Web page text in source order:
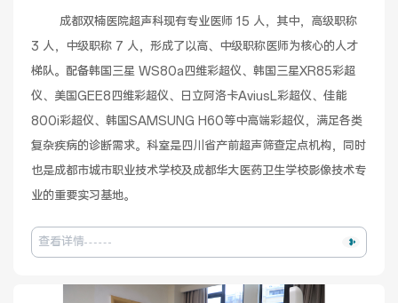
健康管理体检 手术科室
非手术科室 其他科室
3 人，中级职称 7 人，形成了以高、中级职称医师为核心的人才
梯队。配备韩国三星 WS80a四维彩超仪、韩国三星XR85彩超
仪、美国GEE8四维彩超仪、日立阿洛卡AviusL彩超仪、佳能
800i彩超仪、韩国SAMSUNG H60等中高端彩超仪，满足各类
复杂疾病的诊断需求。科室是四川省产前超声筛查定点机构，同时
也是成都市城市职业技术学校及成都华大医药卫生学校影像技术专
业的重要实习基地。
查看详情